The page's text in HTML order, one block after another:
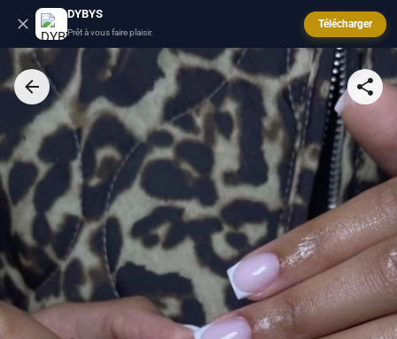
DYBYS
Prêt à vous faire plaisir.
Télécharger